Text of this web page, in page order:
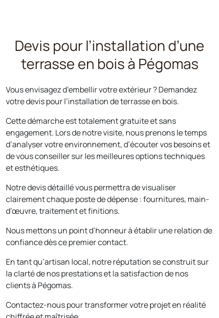
Devis pour l’installation d’une
terrasse en bois à Pégomas
Vous envisagez d’embellir votre extérieur ? Demandez
votre devis pour l’installation de terrasse en bois.
Cette démarche est totalement gratuite et sans
engagement. Lors de notre visite, nous prenons le temps
d’analyser votre environnement, d’écouter vos besoins et
de vous conseiller sur les meilleures options techniques
et esthétiques.
Notre devis détaillé vous permettra de visualiser
clairement chaque poste de dépense : fournitures, main-
d’œuvre, traitement et finitions.
Nous mettons un point d’honneur à établir une relation de
confiance dès ce premier contact.
En tant qu’artisan local, notre réputation se construit sur
la clarté de nos prestations et la satisfaction de nos
clients à Pégomas.
Contactez-nous pour transformer votre projet en réalité